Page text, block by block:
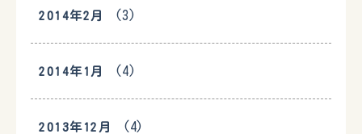
2014年2月 (3)
2014年1月 (4)
2013年12月 (4)